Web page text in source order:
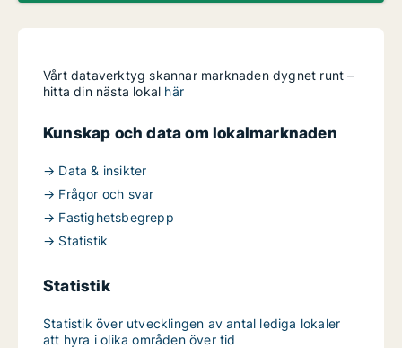
Vårt dataverktyg skannar marknaden dygnet runt –
hitta din nästa lokal här
Kunskap och data om lokalmarknaden
→ Data & insikter
→ Frågor och svar
→ Fastighetsbegrepp
→ Statistik
Statistik
Statistik över utvecklingen av antal lediga lokaler
att hyra i olika områden över tid